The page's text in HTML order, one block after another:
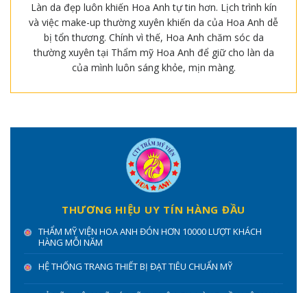
Làn da đẹp luôn khiến Hoa Anh tự tin hơn. Lịch trình kín
và việc make-up thường xuyên khiến da của Hoa Anh dễ
bị tổn thương. Chính vì thế, Hoa Anh chăm sóc da
thường xuyên tại Thẩm mỹ Hoa Anh để giữ cho làn da
của mình luôn sáng khỏe, mịn màng.
THƯƠNG HIỆU UY TÍN HÀNG ĐẦU
THẨM MỸ VIỆN HOA ANH ĐÓN HƠN 10000 LƯỢT KHÁCH
HÀNG MỖI NĂM
HỆ THỐNG TRANG THIẾT BỊ ĐẠT TIÊU CHUẨN MỸ